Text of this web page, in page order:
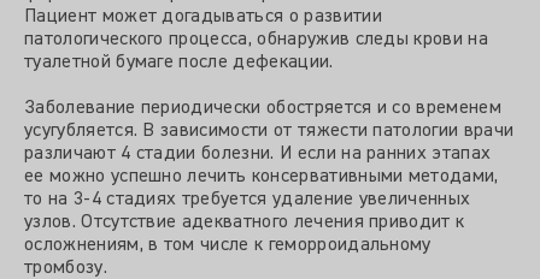
Пациент может догадываться о развитии
патологического процесса, обнаружив следы крови на
туалетной бумаге после дефекации.
Заболевание периодически обостряется и со временем
усугубляется. В зависимости от тяжести патологии врачи
различают 4 стадии болезни. И если на ранних этапах
ее можно успешно лечить консервативными методами,
то на 3-4 стадиях требуется удаление увеличенных
узлов. Отсутствие адекватного лечения приводит к
осложнениям, в том числе к геморроидальному
тромбозу.